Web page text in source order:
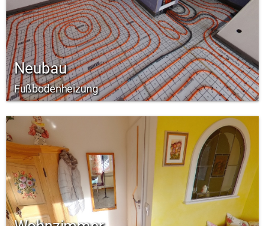
Neubau
Fußbodenheizung